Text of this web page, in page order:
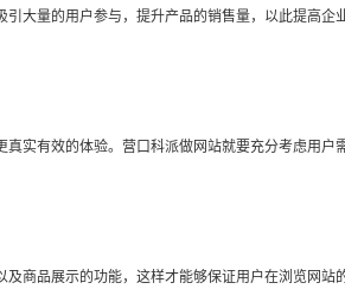
大量的用户参与，提升产品的销售量，以此提高企
有效的体验。营口科派做网站就要充分考虑用户需
商品展示的功能，这样才能够保证用户在浏览网站